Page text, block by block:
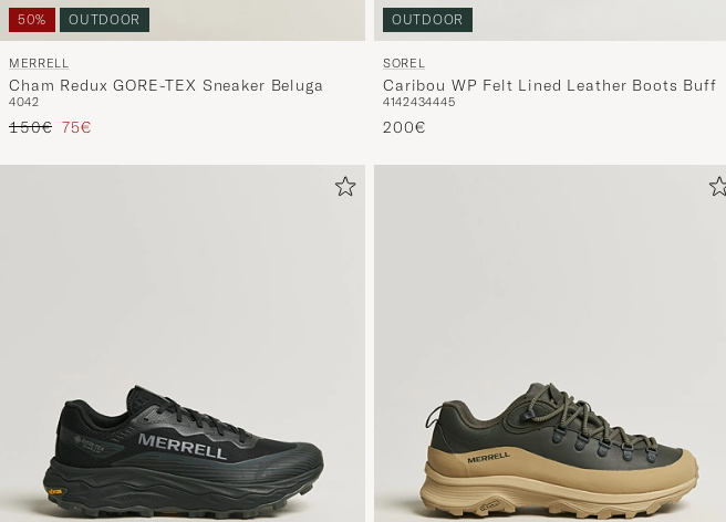
50% OUTDOOR
MERRELL
Cham Redux GORE-TEX Sneaker Beluga
4042
Precio ordinario
150€ Precio reducido
75€
OUTDOOR
SOREL
Caribou WP Felt Lined Leather Boots Buff
4142434445
200€